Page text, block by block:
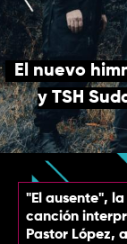
TOP
QUIÉNES SOMOS
CONTACTO
El nuevo
y TSH
"El ausente",
canción
Pastor López,